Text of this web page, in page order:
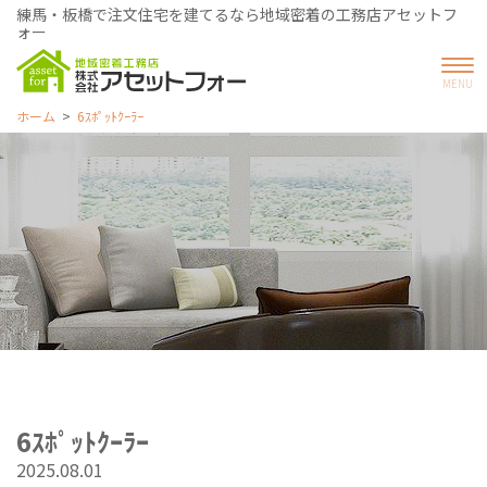
練馬・板橋で注文住宅を建てるなら地域密着の工務店アセットフ
ォー
ホーム 6ｽﾎﾟｯﾄｸｰﾗｰ
6ｽﾎﾟｯﾄｸｰﾗｰ
2025.08.01